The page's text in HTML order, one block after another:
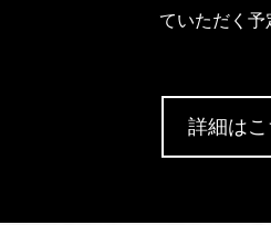
ていただく予
詳細はこ